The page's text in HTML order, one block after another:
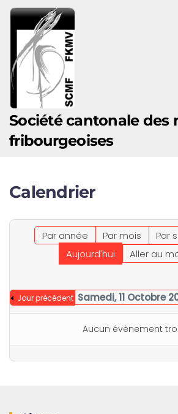
Accéder au contenu principal
Société cantonale des
fribourgeoises
Calendrier
Par année Par mois
Par
Aujourd'hui
Aller au
Jour précédent Samedi, 11 Octobre
Aucun évènement